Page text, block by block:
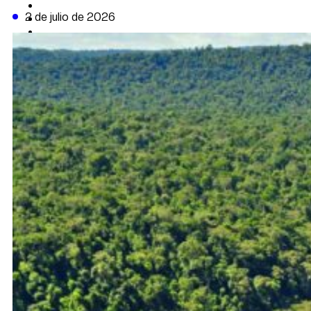
DATA FIRME
DE LA TRIBUNA TV
2 de julio de 2026